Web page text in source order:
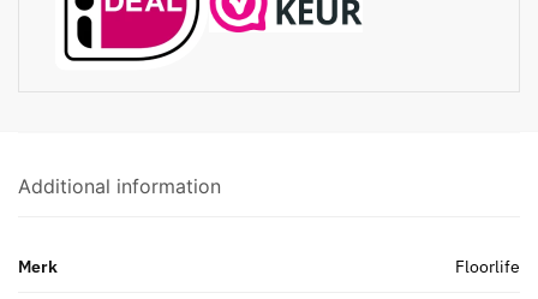
Additional information
Merk Floorlife